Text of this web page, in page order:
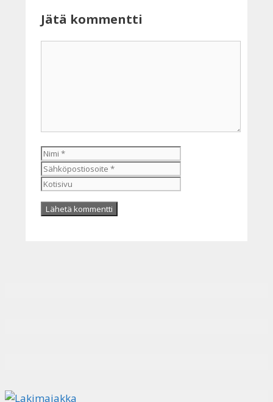
Jätä kommentti
Nimi